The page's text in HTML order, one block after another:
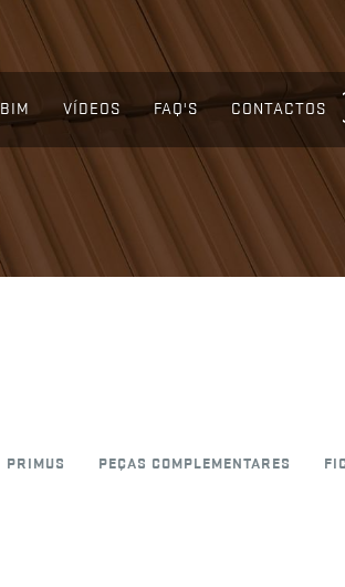
BIM VÍDEOS FAQ'S CONTACTOS
PRIMUS PEÇAS COMPLEMENTARES